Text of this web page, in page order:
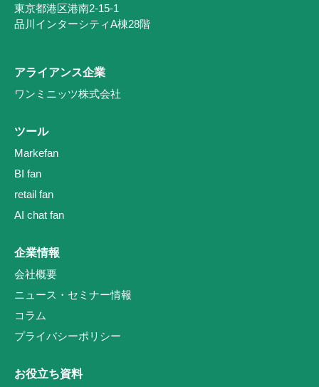
東京都港区港南2-15-1
品川インターシティA棟28階
アライアンス企業
ワンミニッツ株式会社
ツール
Markefan
BI fan
retail fan
AI chat fan
企業情報
会社概要
ニュース・セミナー情報
コラム
プライバシーポリシー
お役立ち資料